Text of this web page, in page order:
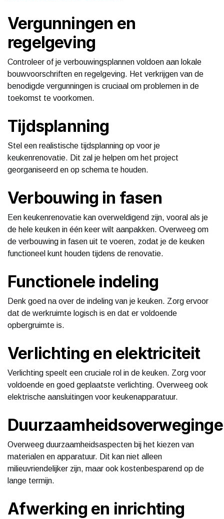
Vergunningen en
regelgeving
Controleer of je verbouwingsplannen voldoen aan lokale
bouwvoorschriften en regelgeving. Het verkrijgen van de
benodigde vergunningen is cruciaal om problemen in de
toekomst te voorkomen.
Tijdsplanning
Stel een realistische tijdsplanning op voor je
keukenrenovatie. Dit zal je helpen om het project
georganiseerd en op schema te houden.
Verbouwing in fasen
Een keukenrenovatie kan overweldigend zijn, vooral als je
de hele keuken in één keer wilt aanpakken. Overweeg om
de verbouwing in fasen uit te voeren, zodat je de keuken
functioneel kunt houden tijdens de renovatie.
Functionele indeling
Denk goed na over de indeling van je keuken. Zorg ervoor
dat de werkruimte logisch is en dat er voldoende
opbergruimte is.
Verlichting en elektriciteit
Verlichting speelt een cruciale rol in de keuken. Zorg voor
voldoende en goed geplaatste verlichting. Overweeg ook
elektrische aansluitingen voor keukenapparatuur.
Overweeg duurzaamheidsaspecten bij het kiezen van
materialen en apparatuur. Dit kan niet alleen
milieuvriendelijker zijn, maar ook kostenbesparend op de
lange termijn.
Afwerking en inrichting